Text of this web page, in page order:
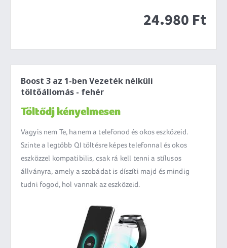
24.980 Ft
Boost 3 az 1-ben Vezeték nélküli
töltőállomás - fehér
Töltődj kényelmesen
Vagyis nem Te, hanem a telefonod és okos eszközeid.
Szinte a legtöbb QI töltésre képes telefonnal és okos
eszközzel kompatibilis, csak rá kell tenni a stílusos
állványra, amely a szobádat is díszíti majd és mindig
tudni fogod, hol vannak az eszközeid.